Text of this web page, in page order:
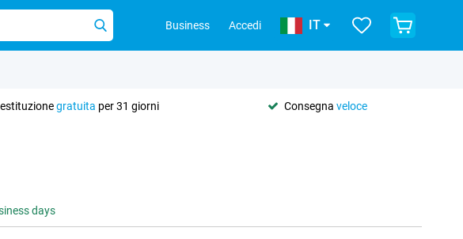
Business Accedi IT
gratuita per 31 giorni Consegnaveloce
days